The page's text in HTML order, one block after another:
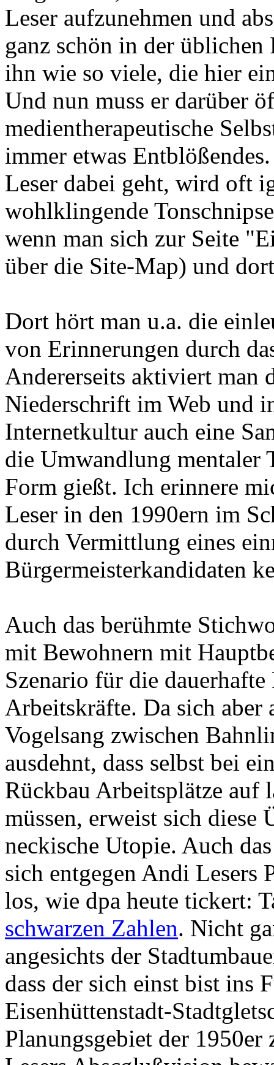
Leser aufzunehmen und
ganz schön in der üblichen
ihn wie so viele, die hier
Und nun muss er darüber
medientherapeutische
immer etwas
Leser dabei geht, wird oft
wohlklingende
wenn man sich zur Seite
über die Site-Map) und
Dort hört man u.a. die
von Erinnerungen durch
Andererseits aktiviert man
Niederschrift im Web und
Internetkultur auch eine
die Umwandlung mentaler
Form gießt. Ich erinnere
Leser in den 1990ern im
durch Vermittlung eines
Bürgermeisterkandidaten
Auch das berühmte
mit Bewohnern mit
Szenario für die
Arbeitskräfte. Da sich
Vogelsang zwischen
ausdehnt, dass selbst bei
Rückbau Arbeitsplätze auf
müssen, erweist sich diese
neckische Utopie. Auch
sich entgegen Andi Lesers
los, wie dpa heute tickert:
schwarzen Zahlen. Nicht
angesichts der
dass der sich einst bist ins
Eisenhüttenstadt-
Planungsgebiet der